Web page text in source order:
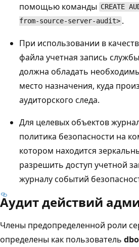
помощью команды CREATE
from-source-server-audit> .
При использовании в
файла учетная запись
должна обладать
место назначения, куда
аудиторского следа.
Для целевых объектов
политика безопасности на
котором находится
разрешить доступ учетной
журналу событий
Аудит действий
Члены предопределенной роли
определены как пользователь dbo